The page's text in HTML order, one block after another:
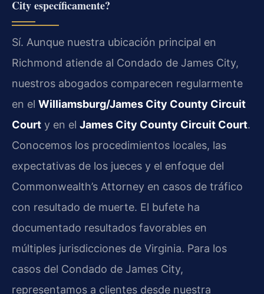
City específicamente?
Sí. Aunque nuestra ubicación principal en
Richmond atiende al Condado de James City,
nuestros abogados comparecen regularmente
en el Williamsburg/James City County Circuit
Court y en el James City County Circuit Court.
Conocemos los procedimientos locales, las
expectativas de los jueces y el enfoque del
Commonwealth’s Attorney en casos de tráfico
con resultado de muerte. El bufete ha
documentado resultados favorables en
múltiples jurisdicciones de Virginia. Para los
casos del Condado de James City,
representamos a clientes desde nuestra